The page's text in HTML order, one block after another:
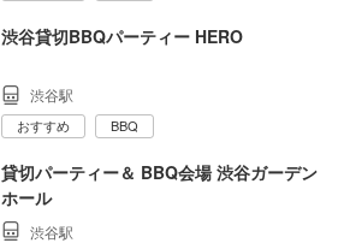
渋谷貸切BBQパーティー HERO
渋谷駅
おすすめ BBQ
貸切パーティー＆ BBQ会場 渋谷ガーデン
ホール
渋谷駅